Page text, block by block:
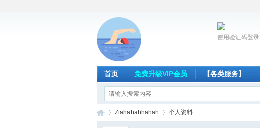
使用验证码登录
首页 免费升级VIP会员 【各类服务】
Ziahahahhahah 个人资料